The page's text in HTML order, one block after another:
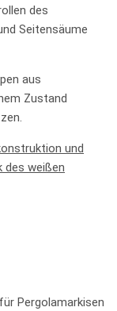
des
Seitensäume
aus
Zustand
Pergolamarkisen